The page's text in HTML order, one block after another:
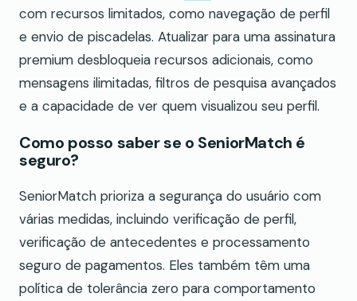
com recursos limitados, como navegação de perfil
e envio de piscadelas. Atualizar para uma assinatura
premium desbloqueia recursos adicionais, como
mensagens ilimitadas, filtros de pesquisa avançados
e a capacidade de ver quem visualizou seu perfil.
Como posso saber se o SeniorMatch é
seguro?
SeniorMatch prioriza a segurança do usuário com
várias medidas, incluindo verificação de perfil,
verificação de antecedentes e processamento
seguro de pagamentos. Eles também têm uma
política de tolerância zero para comportamento